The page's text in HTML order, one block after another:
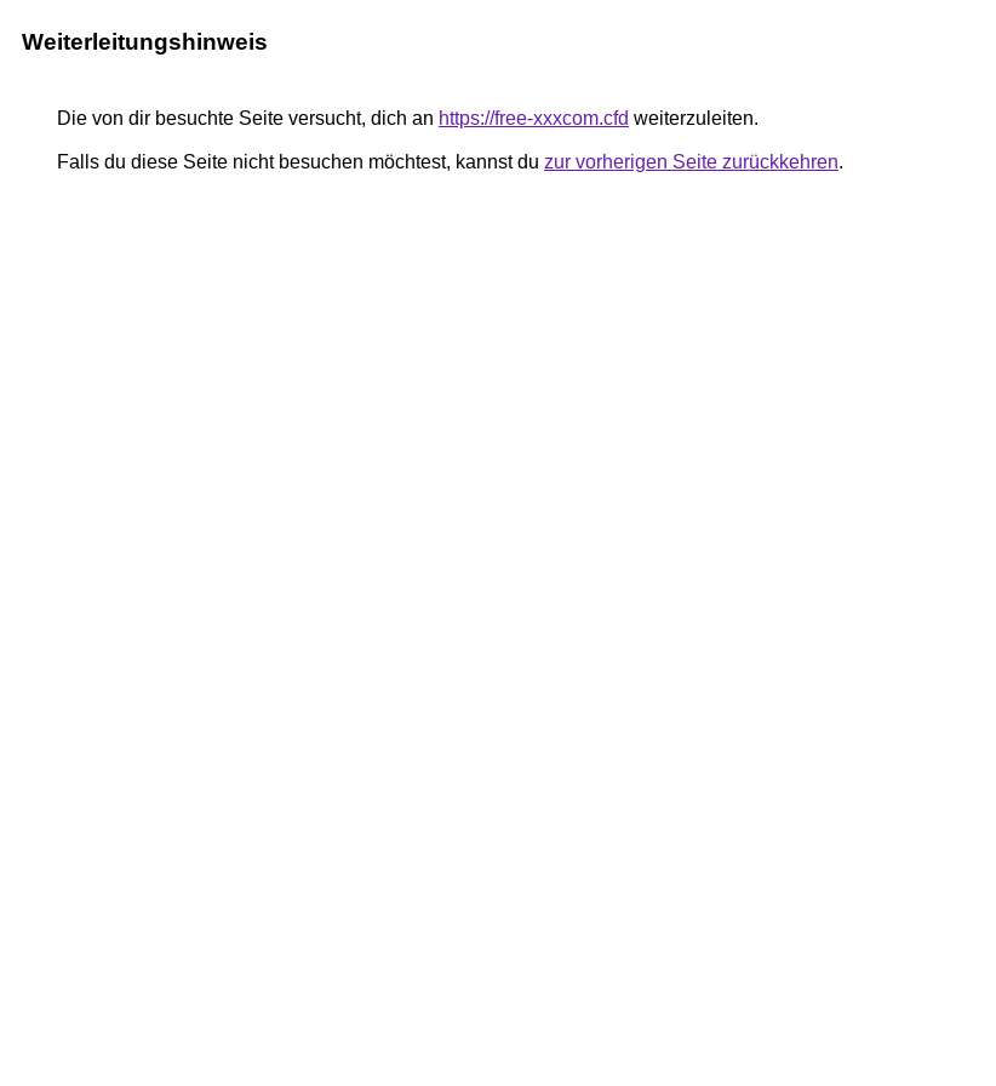
Weiterleitungshinweis
Die von dir besuchte Seite versucht, dich an https://free-xxxcom.cfd weiterzuleiten.
Falls du diese Seite nicht besuchen möchtest, kannst du zur vorherigen Seite zurückkehren.